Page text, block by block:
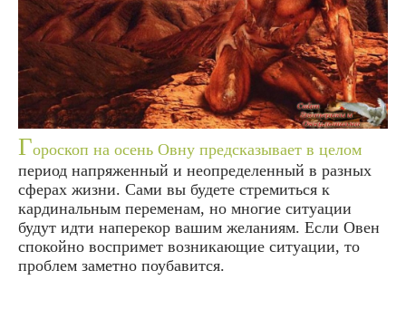
Гороскоп на осень Овну предсказывает в целом
период напряженный и неопределенный в разных
сферах жизни. Сами вы будете стремиться к
кардинальным переменам, но многие ситуации
будут идти наперекор вашим желаниям. Если Овен
спокойно воспримет возникающие ситуации, то
проблем заметно поубавится.